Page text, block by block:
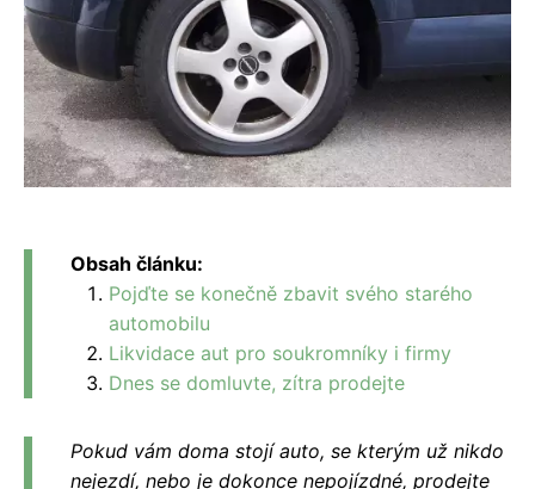
Obsah článku:
Pojďte se konečně zbavit svého starého
automobilu
Likvidace aut pro soukromníky i firmy
Dnes se domluvte, zítra prodejte
Pokud vám doma stojí auto, se kterým už nikdo
nejezdí, nebo je dokonce nepojízdné, prodejte